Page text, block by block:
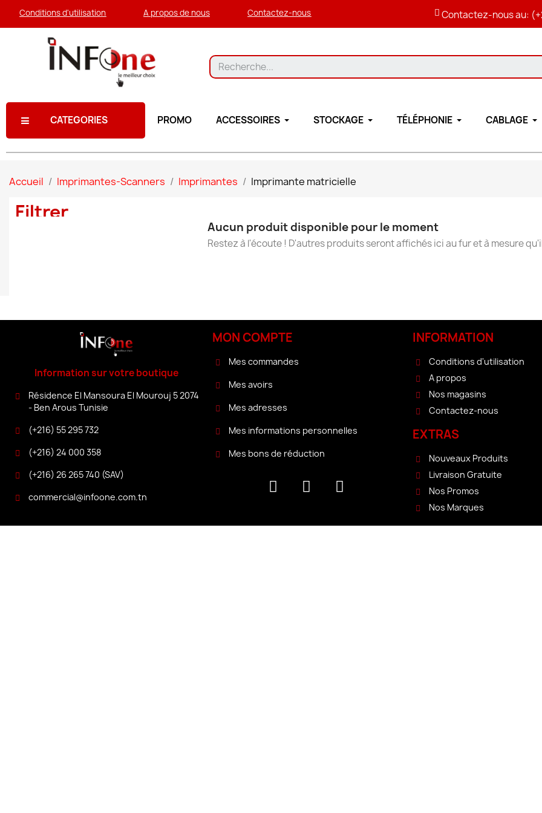
Conditions d'utilisation A propos de nous Contactez-nous Contactez-nous au:
CATEGORIES PROMO ACCESSOIRES STOCKAGE TÉLÉPHONIE CABLAGE
Accueil Imprimantes-Scanners Imprimantes Imprimante matricielle
Filtrer
Aucun produit disponible pour le moment
Restez à l'écoute ! D'autres produits seront affichés ici au fur et à mesure
Information sur votre boutique
Résidence El Mansoura El Mourouj 5 2074
- Ben Arous Tunisie
(+216) 55 295 732
(+216) 24 000 358
(+216) 26 265 740 (SAV)
commercial@infoone.com.tn
MON COMPTE
Mes commandes
Mes avoirs
Mes adresses
Mes informations personnelles
Mes bons de réduction
INFORMATION
Conditions d'utilisation
A propos
Nos magasins
Contactez-nous
EXTRAS
Nouveaux Produits
Livraison Gratuite
Nos Promos
Nos Marques